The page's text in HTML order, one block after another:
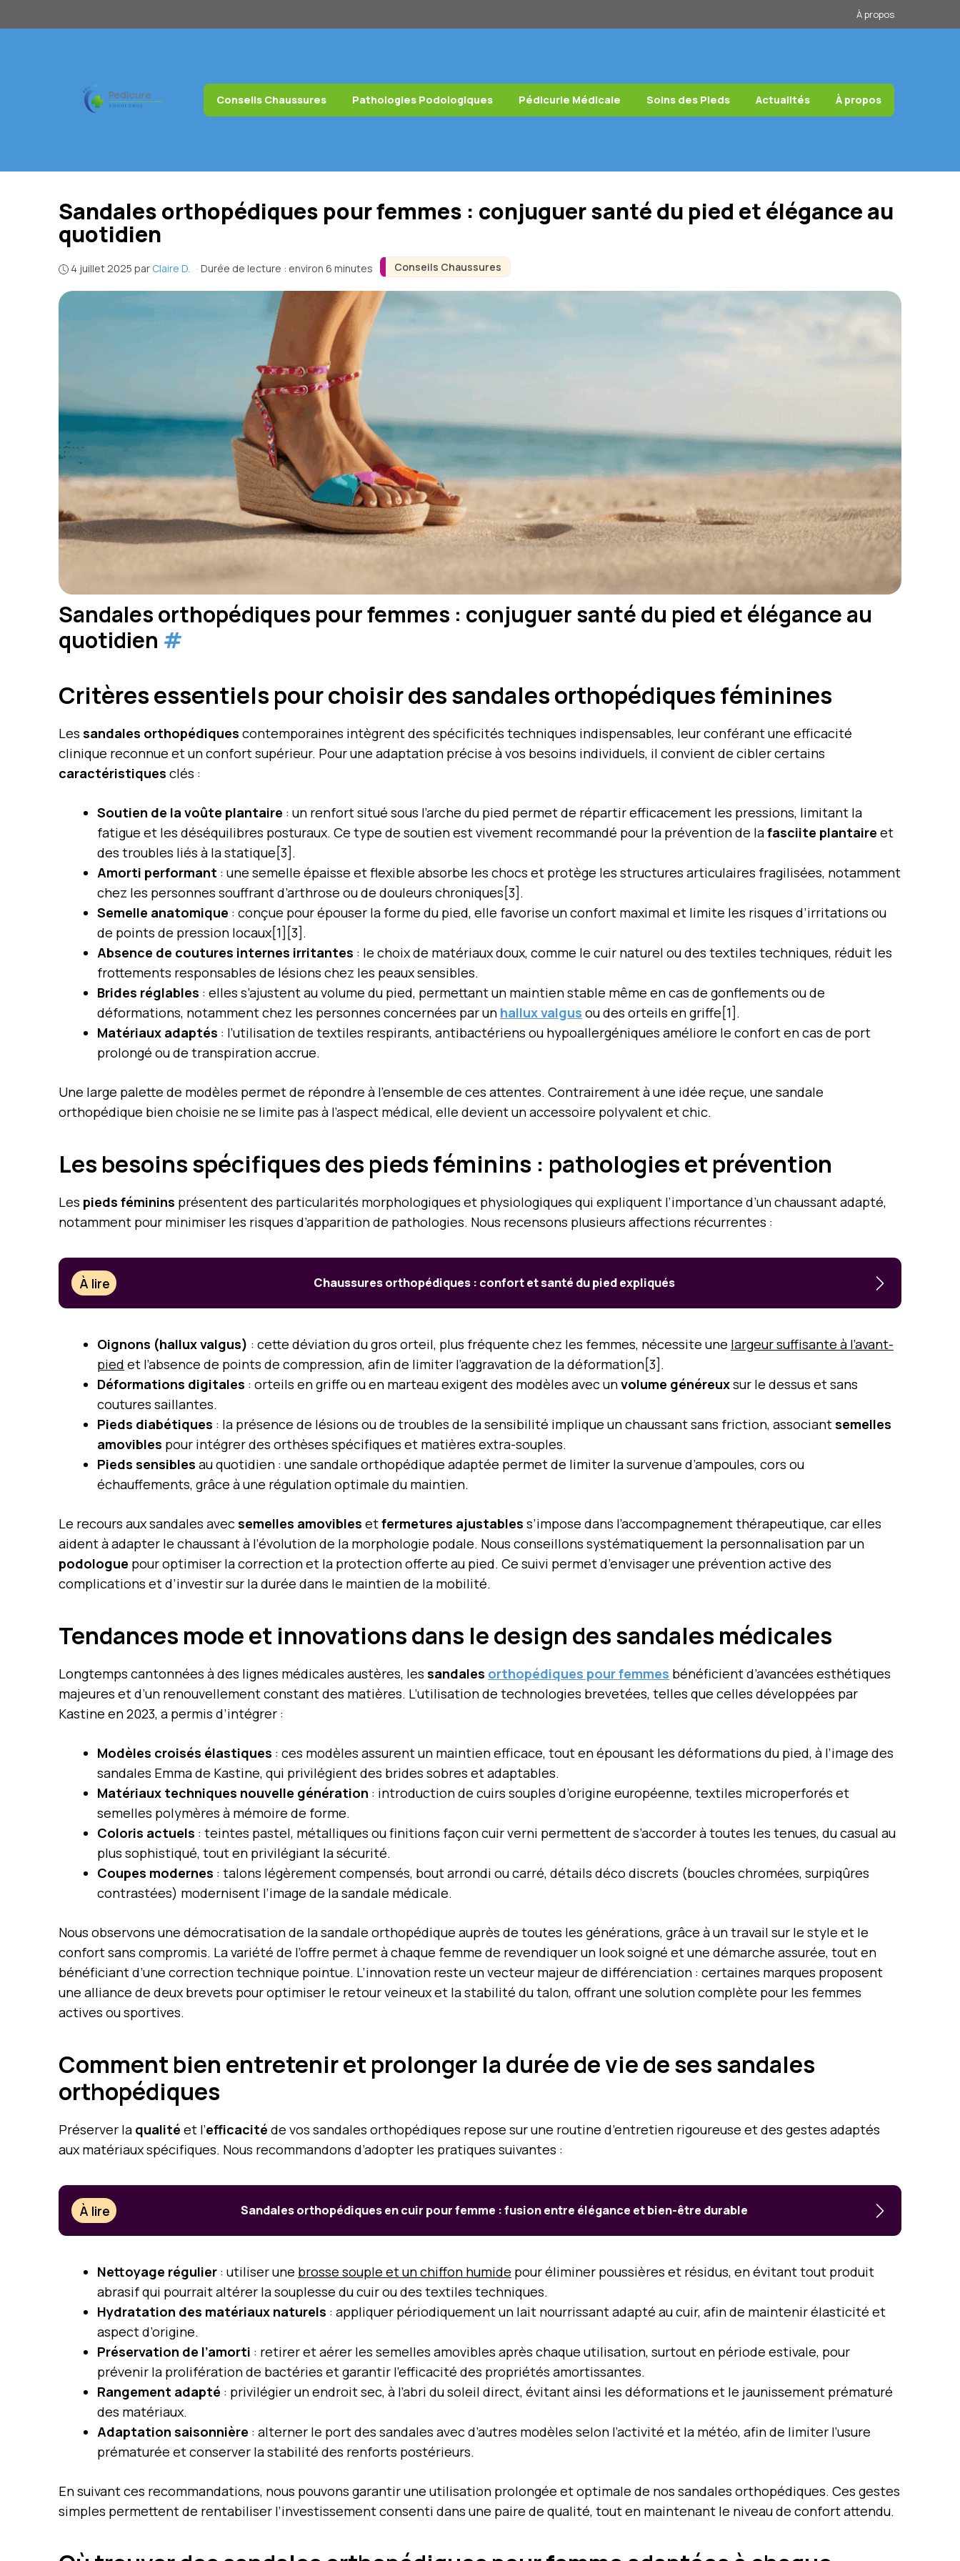
au
À propos
Conseils Chaussures Pathologies Podologiques Pédicurie Médicale Soins des Pieds Actualités À propos
Conseils Chaussures
Sandales orthopédiques pour femmes : conjuguer santé du pied et élégance au
quotidien
4 juillet 2025 par Claire D. · Durée de lecture : environ 6 minutes
Sandales orthopédiques pour femmes : conjuguer santé du pied et élégance au
quotidien #
Critères essentiels pour choisir des sandales orthopédiques féminines
Les sandales orthopédiques contemporaines intègrent des spécificités techniques indispensables, leur conférant une efficacité
clinique reconnue et un confort supérieur. Pour une adaptation précise à vos besoins individuels, il convient de cibler certains
caractéristiques clés :
Soutien de la voûte plantaire : un renfort situé sous l’arche du pied permet de répartir efficacement les pressions, limitant la
fatigue et les déséquilibres posturaux. Ce type de soutien est vivement recommandé pour la prévention de lafasciite plantaire et
des troubles liés à la statique[3].
Amorti performant : une semelle épaisse et flexible absorbe les chocs et protège les structures articulaires fragilisées, notamment
chez les personnes souffrant d’arthrose ou de douleurs chroniques[3].
Semelle anatomique : conçue pour épouser la forme du pied, elle favorise un confort maximal et limite les risques d’irritations ou
de points de pression locaux[1][3].
Absence de coutures internes irritantes : le choix de matériaux doux, comme le cuir naturel ou des textiles techniques, réduit les
frottements responsables de lésions chez les peaux sensibles.
Brides réglables : elles s’ajustent au volume du pied, permettant un maintien stable même en cas de gonflements ou de
déformations, notamment chez les personnes concernées par un hallux valgus ou des orteils en griffe[1].
Matériaux adaptés : l’utilisation de textiles respirants, antibactériens ou hypoallergéniques améliore le confort en cas de port
prolongé ou de transpiration accrue.
Une large palette de modèles permet de répondre à l’ensemble de ces attentes. Contrairement à une idée reçue, une sandale
orthopédique bien choisie ne se limite pas à l’aspect médical, elle devient un accessoire polyvalent et chic.
Les besoins spécifiques des pieds féminins : pathologies et prévention
Les pieds féminins présentent des particularités morphologiques et physiologiques qui expliquent l’importance d’un chaussant adapté,
notamment pour minimiser les risques d’apparition de pathologies. Nous recensons plusieurs affections récurrentes :
À lire Chaussures orthopédiques : confort et santé du pied expliqués
Oignons (hallux valgus) : cette déviation du gros orteil, plus fréquente chez les femmes, nécessite une largeur suffisante à l’avant-
pied et l’absence de points de compression, afin de limiter l’aggravation de la déformation[3].
Déformations digitales : orteils en griffe ou en marteau exigent des modèles avec unvolume généreuxsur le dessus et sans
coutures saillantes.
Pieds diabétiques : la présence de lésions ou de troubles de la sensibilité implique un chaussant sans friction, associantsemelles
amovibles pour intégrer des orthèses spécifiques et matières extra-souples.
Pieds sensibles au quotidien : une sandale orthopédique adaptée permet de limiter la survenue d’ampoules, cors ou
échauffements, grâce à une régulation optimale du maintien.
Le recours aux sandales avecsemelles amovibles etfermetures ajustables s’impose dans l’accompagnement thérapeutique, car elles
aident à adapter le chaussant à l’évolution de la morphologie podale. Nous conseillons systématiquement la personnalisation par un
podologue pour optimiser la correction et la protection offerte au pied. Ce suivi permet d’envisager une prévention active des
complications et d’investir sur la durée dans le maintien de la mobilité.
Tendances mode et innovations dans le design des sandales médicales
Longtemps cantonnées à des lignes médicales austères, les sandales orthopédiques pour femmes bénéficient d’avancées esthétiques
majeures et d’un renouvellement constant des matières. L’utilisation de technologies brevetées, telles que celles développées par
Kastine en 2023, a permis d’intégrer :
Modèles croisés élastiques : ces modèles assurent un maintien efficace, tout en épousant les déformations du pied, à l’image des
sandales Emma de Kastine, qui privilégient des brides sobres et adaptables.
Matériaux techniques nouvelle génération : introduction de cuirs souples d’origine européenne, textiles microperforés et
semelles polymères à mémoire de forme.
Coloris actuels : teintes pastel, métalliques ou finitions façon cuir verni permettent de s’accorder à toutes les tenues, du casual au
plus sophistiqué, tout en privilégiant la sécurité.
Coupes modernes : talons légèrement compensés, bout arrondi ou carré, détails déco discrets (boucles chromées, surpiqûres
contrastées) modernisent l’image de la sandale médicale.
Nous observons une démocratisation de la sandale orthopédique auprès de toutes les générations, grâce à un travail sur le style et le
confort sans compromis. La variété de l’offre permet à chaque femme de revendiquer un look soigné et une démarche assurée, tout en
bénéficiant d’une correction technique pointue. L’innovation reste un vecteur majeur de différenciation : certaines marques proposent
une alliance de deux brevets pour optimiser le retour veineux et la stabilité du talon, offrant une solution complète pour les femmes
actives ou sportives.
Comment bien entretenir et prolonger la durée de vie de ses sandales
orthopédiques
Préserver la qualité et l’efficacité de vos sandales orthopédiques repose sur une routine d’entretien rigoureuse et des gestes adaptés
aux matériaux spécifiques. Nous recommandons d’adopter les pratiques suivantes :
À lire Sandales orthopédiques en cuir pour femme : fusion entre élégance et bien-être durable
Nettoyage régulier : utiliser une brosse souple et un chiffon humide pour éliminer poussières et résidus, en évitant tout produit
abrasif qui pourrait altérer la souplesse du cuir ou des textiles techniques.
Hydratation des matériaux naturels : appliquer périodiquement un lait nourrissant adapté au cuir, afin de maintenir élasticité et
aspect d’origine.
Préservation de l’amorti : retirer et aérer les semelles amovibles après chaque utilisation, surtout en période estivale, pour
prévenir la prolifération de bactéries et garantir l’efficacité des propriétés amortissantes.
Rangement adapté : privilégier un endroit sec, à l’abri du soleil direct, évitant ainsi les déformations et le jaunissement prématuré
des matériaux.
Adaptation saisonnière : alterner le port des sandales avec d’autres modèles selon l’activité et la météo, afin de limiter l’usure
prématurée et conserver la stabilité des renforts postérieurs.
En suivant ces recommandations, nous pouvons garantir une utilisation prolongée et optimale de nos sandales orthopédiques. Ces gestes
simples permettent de rentabiliser l’investissement consenti dans une paire de qualité, tout en maintenant le niveau de confort attendu.